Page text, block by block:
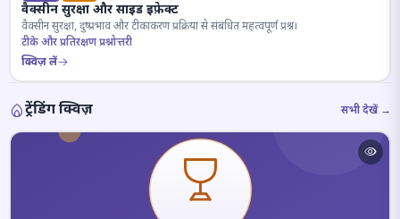
वैक्सीन सुरक्षा और साइड इफ़ेक्ट
वैक्सीन सुरक्षा, दुष्प्रभाव और टीकाकरण प्रक्रिया से संबंधित महत्वपूर्ण प्रश्न।
टीके और प्रतिरक्षण प्रश्नोत्तरी
क्विज़ लें
ट्रेंडिंग क्विज़ सभी देखें →